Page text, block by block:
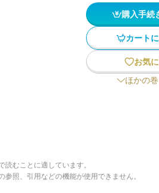
購入手続
カート
お気
ほかの
むことに適しています。
照、引用などの機能が使用できません。